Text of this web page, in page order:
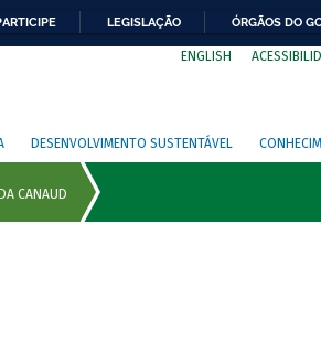
LEGISLAÇÃO ÓRGÃOS DO
ENGLISH
DESENVOLVIMENTO SUSTENTÁVEL